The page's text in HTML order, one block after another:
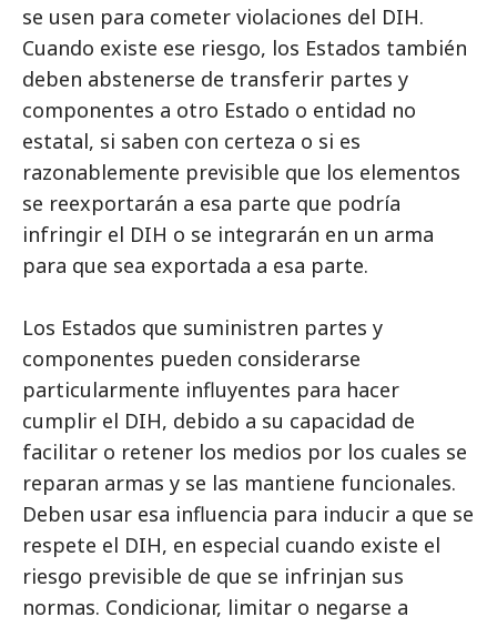
se usen para cometer violaciones del DIH.
Cuando existe ese riesgo, los Estados también
deben abstenerse de transferir partes y
componentes a otro Estado o entidad no
estatal, si saben con certeza o si es
razonablemente previsible que los elementos
se reexportarán a esa parte que podría
infringir el DIH o se integrarán en un arma
para que sea exportada a esa parte.
Los Estados que suministren partes y
componentes pueden considerarse
particularmente influyentes para hacer
cumplir el DIH, debido a su capacidad de
facilitar o retener los medios por los cuales se
reparan armas y se las mantiene funcionales.
Deben usar esa influencia para inducir a que se
respete el DIH, en especial cuando existe el
riesgo previsible de que se infrinjan sus
normas. Condicionar, limitar o negarse a